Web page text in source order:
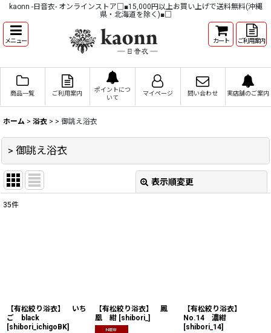
kaonn -日音衣- オンラインストア□■15,000円以上お買い上げで送料無料(沖縄
県・北海道を除く)■□
メニュー カート ご利用案内
商品一覧 ご利用案内
ポイントにつ
いて
マイページ 問い合わせ 実店舗のご案内
ホーム > 浴衣 > > 御誂え浴衣
> 御誂え浴衣
表示順変更
35件
【有松絞り浴衣】 いち
ご black
[shibori_ichigoBK]
【有松絞り浴衣】 鳳
凰 紺 [shibori_]
【有松絞り浴衣】
No.14 濃紺
[shibori_14]